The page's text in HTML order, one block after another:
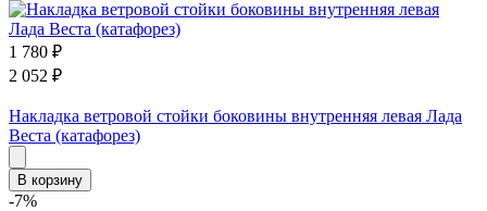
1 780 ₽
2 052 ₽
Накладка ветровой стойки боковины внутренняя левая Лада
Веста (катафорез)
В корзину
-7%